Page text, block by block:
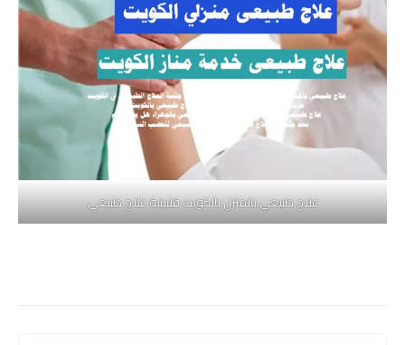
علاج طبيعي بالمنزل بالكويت فلبينية علاج طبيعي